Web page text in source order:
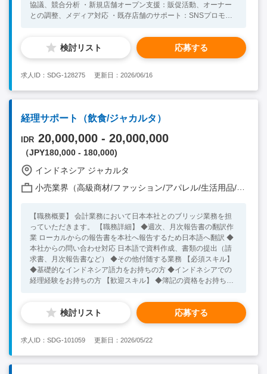
協議、競合分析 ・新規店舗オープン支援：販促活動、オーナー
との調整、メディア対応 ・既存店舗のサポート：SNSプロモー
計：140名(内日本人2名) *レポートラインは日本人マネージャー
となります。 【求めている人物像】 ・休日対応や遠方出張など
柔軟にご対応いただける方 ・新規出店に向けて強いオーナーシ
そして積極的な方 【必須条件】 ・小売業界における5年以上の
店舗開発経験（店舗管理NG） ・英語日常会話レベル（社内コミ
ュニケーション） ・タイ現地不動産の知見を活かしてご活躍い
ただける方 ・タイで運転が可能な方 【歓迎条件】 ・タイにおけ
る小売業での店舗開発経験 ・タイ語ビジネスレベル
検討リスト 応募する
求人ID：SDG-128275 更新日：2026/06/16
経理サポート（飲食/ジャカルタ）
IDR 20,000,000 - 20,000,000
（JPY180,000 - 180,000)
インドネシア ジャカルタ
小売業界（高級商材/ファッション/アパレル/生活用品/家電 他）
【職務概要】 会計業務において日本本社とのブリッジ業務を担
っていただきます。 【職務詳細】 ◆週次、月次報告書の翻訳作
業 ローカルからの報告書を本社へ報告するため日本語へ翻訳 ◆
本社からの問い合わせ対応 日本語で資料作成、書類の提出（請
求書、月次報告書など） ◆その他付随する業務 【必須スキル】
◆基礎的なインドネシア語力をお持ちの方 ◆インドネシアでの
経理経験をお持ちの方 【歓迎スキル】 ◆簿記の資格をお持ちの
検討リスト 応募する
求人ID：SDG-101059 更新日：2026/05/22